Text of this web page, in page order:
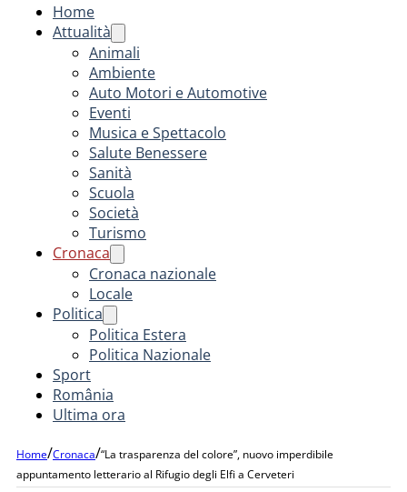
Home
Attualità
Animali
Ambiente
Auto Motori e Automotive
Eventi
Musica e Spettacolo
Salute Benessere
Sanità
Scuola
Società
Turismo
Cronaca
Cronaca nazionale
Locale
Politica
Politica Estera
Politica Nazionale
Sport
România
Ultima ora
Home/Cronaca/“La trasparenza del colore”, nuovo imperdibile
appuntamento letterario al Rifugio degli Elfi a Cerveteri